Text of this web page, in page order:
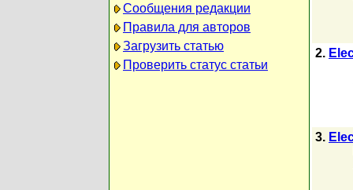
Сообщения редакции
Правила для авторов
Загрузить статью
Проверить статус статьи
2.
3.